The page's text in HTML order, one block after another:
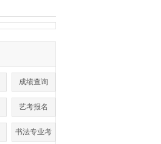
成绩查询
艺考报名
书法专业考